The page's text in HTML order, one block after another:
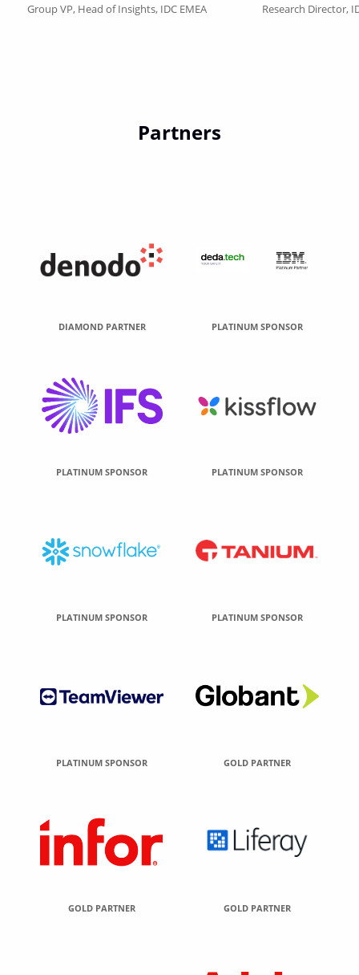
Group VP, Head of Insights, IDC EMEA Research Director,
Partners
DIAMOND PARTNER PLATINUM SPONSOR
PLATINUM SPONSOR PLATINUM SPONSOR
PLATINUM SPONSOR PLATINUM SPONSOR
PLATINUM SPONSOR GOLD PARTNER
GOLD PARTNER GOLD PARTNER